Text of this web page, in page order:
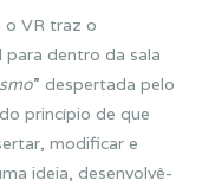
o VR traz o
para dentro da sala
” despertada pelo
princípio de que
modificar e
ideia, desenvolvê-